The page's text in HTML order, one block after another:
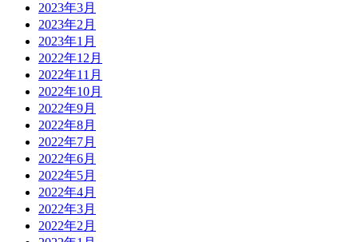
2023年3月
2023年2月
2023年1月
2022年12月
2022年11月
2022年10月
2022年9月
2022年8月
2022年7月
2022年6月
2022年5月
2022年4月
2022年3月
2022年2月